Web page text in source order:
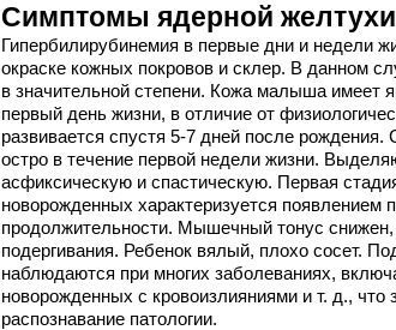
Симптомы ядерной
Гипербилирубинемия в первые дни и недели
окраске кожных покровов и склер. В данном
в значительной степени. Кожа малыша имеет
первый день жизни, в отличие от
развивается спустя 5-7 дней после рождения.
остро в течение первой недели жизни.
асфиксическую и спастическую. Первая
новорожденных характеризуется появлением
продолжительности. Мышечный тонус
подергивания. Ребенок вялый, плохо сосет.
наблюдаются при многих заболеваниях,
новорожденных с кровоизлияниями и т. д., что
распознавание патологии.